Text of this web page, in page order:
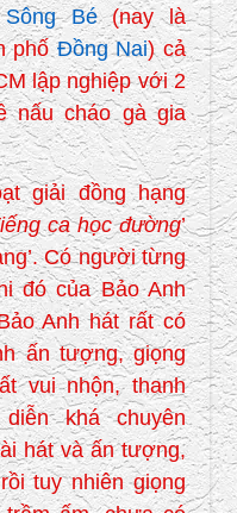
Sông Bé(nay là
phốĐồng Nai) cả
lập nghiệp với 2
nấu cháo gà gia
giải đồng hạng
ca học đường’
Có người từng
đó của Bảo Anh
Anh hát rất có
ấn tượng, giọng
vui nhộn, thanh
khá chuyên
hát và ấn tượng,
tuy nhiên giọng